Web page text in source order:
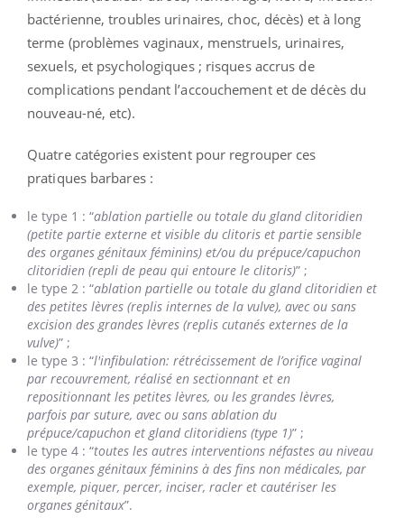
bactérienne, troubles urinaires, choc, décès) et à long
terme (problèmes vaginaux, menstruels, urinaires,
sexuels, et psychologiques ; risques accrus de
complications pendant l’accouchement et de décès du
nouveau-né, etc).
Quatre catégories existent pour regrouper ces
pratiques barbares :
le type 1 : “ablation partielle ou totale du gland clitoridien
(petite partie externe et visible du clitoris et partie sensible
des organes génitaux féminins) et/ou du prépuce/capuchon
clitoridien (repli de peau qui entoure le clitoris)” ;
le type 2 : “ablation partielle ou totale du gland clitoridien et
des petites lèvres (replis internes de la vulve), avec ou sans
excision des grandes lèvres (replis cutanés externes de la
vulve)” ;
le type 3 : “l'infibulation: rétrécissement de l’orifice vaginal
par recouvrement, réalisé en sectionnant et en
repositionnant les petites lèvres, ou les grandes lèvres,
parfois par suture, avec ou sans ablation du
prépuce/capuchon et gland clitoridiens (type 1)” ;
le type 4 : “toutes les autres interventions néfastes au niveau
des organes génitaux féminins à des fins non médicales, par
exemple, piquer, percer, inciser, racler et cautériser les
organes génitaux”.